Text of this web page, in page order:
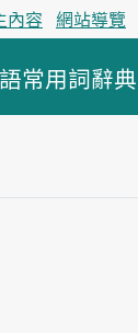
內容 網站導覽
常用詞辭典